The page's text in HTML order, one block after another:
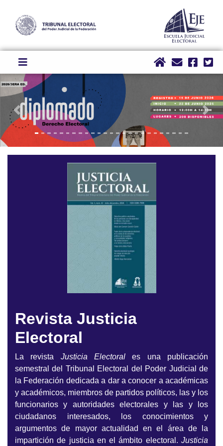
Previous Next
Revista Justicia
Electoral
La revista Justicia Electoral es una publicación
semestral del Tribunal Electoral del Poder Judicial de
la Federación dedicada a dar a conocer a académicas
y académicos, miembros de partidos políticos, las y los
funcionarios y autoridades electorales y las y los
ciudadanos interesados, los conocimientos y
argumentos de mayor actualidad en el área de la
impartición de justicia en el ámbito electoral. Justicia